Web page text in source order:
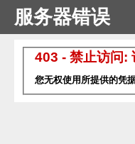
服务器错误
403 - 禁止访问:
您无权使用所提供的凭